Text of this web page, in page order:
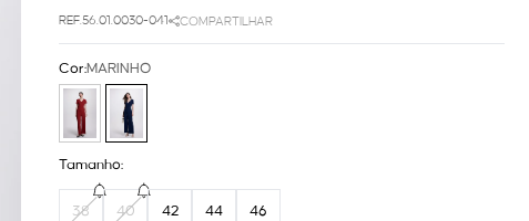
REF.56.01.0030-041 COMPARTILHAR
Cor:MARINHO
Tamanho:
38 40 42 44 46